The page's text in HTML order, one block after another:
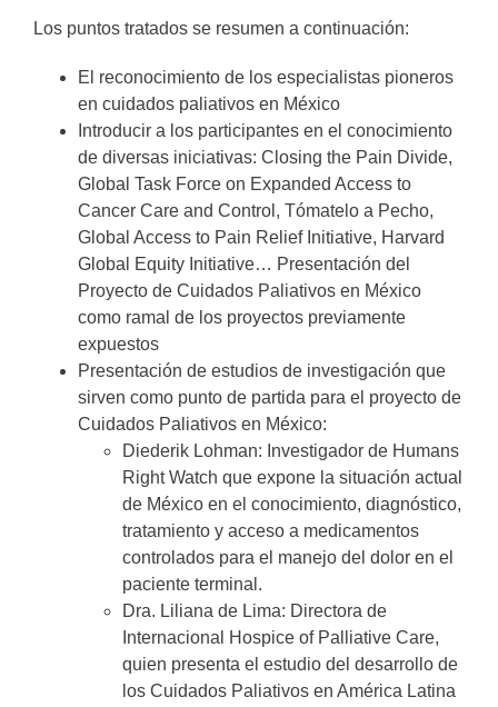
Los puntos tratados se resumen a continuación:
El reconocimiento de los especialistas pioneros
en cuidados paliativos en México
Introducir a los participantes en el conocimiento
de diversas iniciativas: Closing the Pain Divide,
Global Task Force on Expanded Access to
Cancer Care and Control, Tómatelo a Pecho,
Global Access to Pain Relief Initiative, Harvard
Global Equity Initiative… Presentación del
Proyecto de Cuidados Paliativos en México
como ramal de los proyectos previamente
expuestos
Presentación de estudios de investigación que
sirven como punto de partida para el proyecto de
Cuidados Paliativos en México:
Diederik Lohman: Investigador de Humans
Right Watch que expone la situación actual
de México en el conocimiento, diagnóstico,
tratamiento y acceso a medicamentos
controlados para el manejo del dolor en el
paciente terminal.
Dra. Liliana de Lima: Directora de
Internacional Hospice of Palliative Care,
quien presenta el estudio del desarrollo de
los Cuidados Paliativos en América Latina